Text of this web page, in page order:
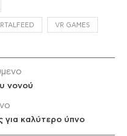
VR GAMES
νονού
για καλύτερο ύπνο